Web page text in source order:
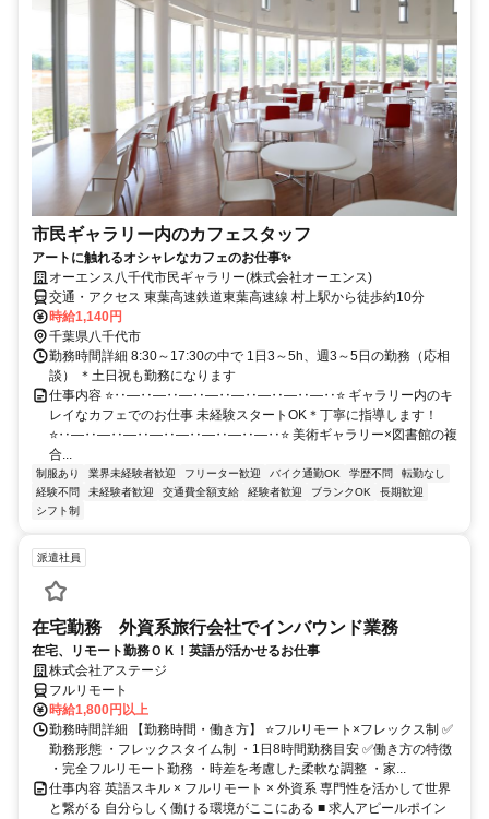
市民ギャラリー内のカフェスタッフ
アートに触れるオシャレなカフェのお仕事✨
オーエンス八千代市民ギャラリー(株式会社オーエンス)
交通・アクセス 東葉高速鉄道東葉高速線 村上駅から徒歩約10分
時給1,140円
千葉県八千代市
勤務時間詳細 8:30～17:30の中で 1日3～5h、週3～5日の勤務（応相
談） ＊土日祝も勤務になります
仕事内容 ⭐‥―‥―‥―‥―‥―‥―‥―‥―‥⭐ ギャラリー内のキ
レイなカフェでのお仕事 未経験スタートOK＊丁寧に指導します！
⭐‥―‥―‥―‥―‥―‥―‥―‥―‥⭐ 美術ギャラリー×図書館の複
合...
制服あり 業界未経験者歓迎 フリーター歓迎 バイク通勤OK 学歴不問
転勤なし
経験不問
未経験者歓迎 交通費全額支給 経験者歓迎 ブランクOK
長期歓迎
シフト制
派遣社員
在宅勤務 外資系旅行会社でインバウンド業務
在宅、リモート勤務ＯＫ！英語が活かせるお仕事
株式会社アステージ
フルリモート
時給1,800円以上
勤務時間詳細 【勤務時間・働き方】 ⭐フルリモート×フレックス制 ✅
勤務形態 ・フレックスタイム制 ・1日8時間勤務目安 ✅働き方の特徴
・完全フルリモート勤務 ・時差を考慮した柔軟な調整 ・家...
仕事内容 英語スキル × フルリモート × 外資系 専門性を活かして世界
と繋がる 自分らしく働ける環境がここにある ■ 求人アピールポイン